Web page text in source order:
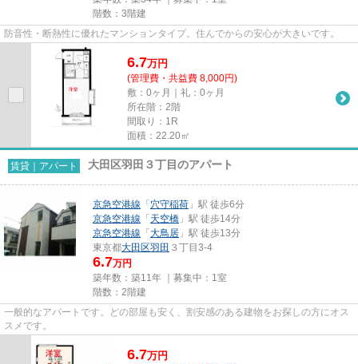
階数：3階建
防音性・断熱性に優れたマンションタイプ。住んでからの安心が大きいです。
6.7万円
(管理費・共益費 8,000円)
敷：0ヶ月｜礼：0ヶ月
所在階：2階
間取り：1R
面積：22.20㎡
賃貸｜アパート 大田区羽田３丁目のアパート
京急空港線 「 穴守稲荷 」駅 徒歩6分
京急空港線 「 天空橋 」駅 徒歩14分
京急空港線 「 大鳥居 」駅 徒歩13分
東京都大田区羽田 ３丁目3-4
6.7万円
築年数：築11年 ｜募集中： 1室
階数：2階建
一般的なアパートです。どの部屋も安く、割安感のある建物をお探しの方にオス
スメです。
6.7万円